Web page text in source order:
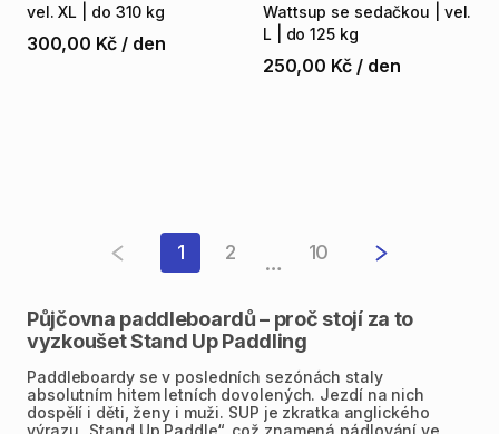
vel. XL do 310 kg
300,00 Kč / den
Wattsup se sedačkou
vel.
L
do 125 kg
250,00 Kč / den
1 2 … 10
Půjčovna paddleboardů – proč stojí za to
vyzkoušet Stand Up Paddling
Paddleboardy se v posledních sezónách staly
absolutním hitem letních dovolených. Jezdí na nich
dospělí i děti, ženy i muži. SUP je zkratka anglického
výrazu „Stand Up Paddle“, což znamená pádlování ve